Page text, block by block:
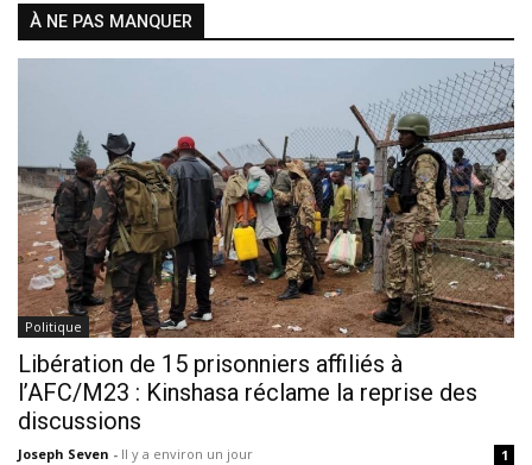
À NE PAS MANQUER
Politique
Libération de 15 prisonniers affiliés à
l’AFC/M23 : Kinshasa réclame la reprise des
discussions
Joseph Seven - Il y a environ un jour 1